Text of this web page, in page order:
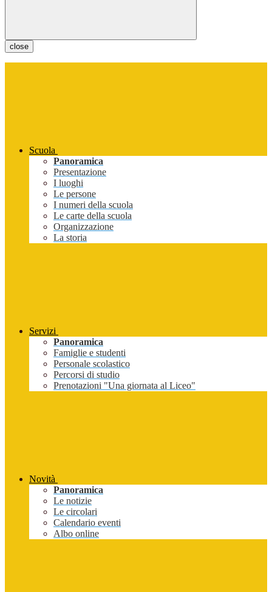
close
Scuola
Panoramica
Presentazione
I luoghi
Le persone
I numeri della scuola
Le carte della scuola
Organizzazione
La storia
Servizi
Panoramica
Famiglie e studenti
Personale scolastico
Percorsi di studio
Prenotazioni "Una giornata al Liceo"
Novità
Panoramica
Le notizie
Le circolari
Calendario eventi
Albo online